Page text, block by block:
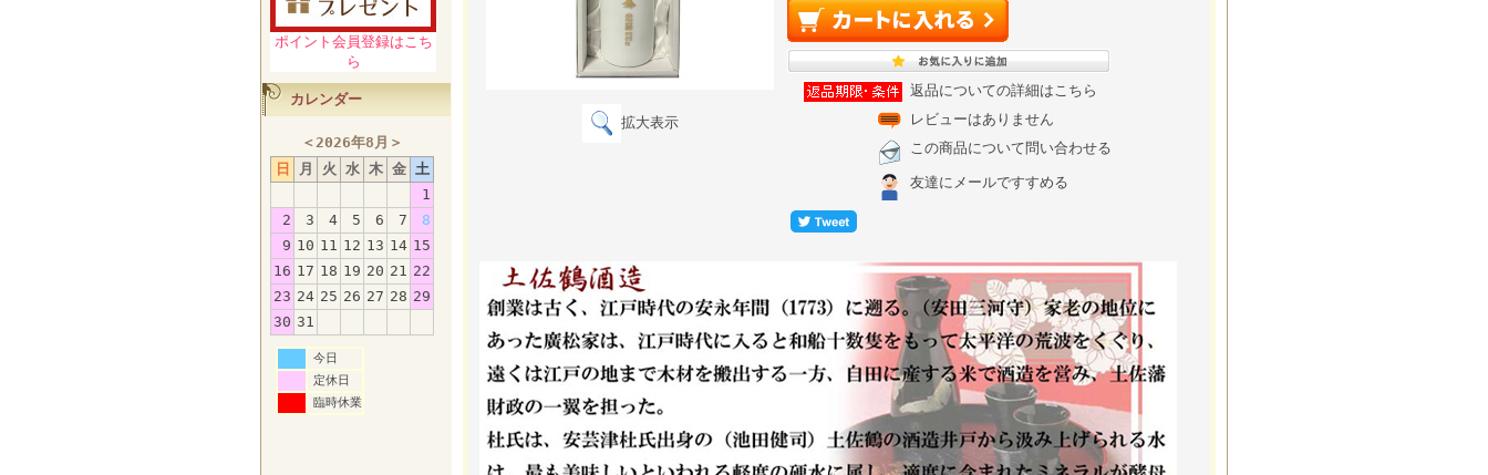
ポイント会員登録はこち
ら
カレンダー
＜2026年8月 ＞
日
月 火 水 木 金 土
1
2
3 4 5 6 7
8
9 10 11 12 13 14 15
16 17 18 19 20 21 22
23 24 25 26 27 28 29
30 31
今日
定休日
臨時休業
拡大表示
返品についての詳細はこちら
レビューはありません
この商品について問い合わせる
友達にメールですすめる